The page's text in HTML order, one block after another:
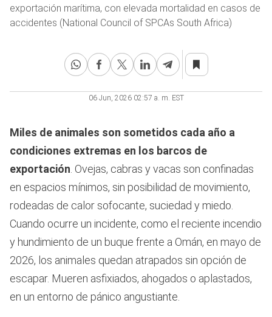
exportación marítima, con elevada mortalidad en casos de
accidentes (National Council of SPCAs South Africa)
06 Jun, 2026 02:57 a. m. EST
Miles de animales son sometidos cada año a
condiciones extremas en los barcos de
exportación . Ovejas, cabras y vacas son confinadas
en espacios mínimos, sin posibilidad de movimiento,
rodeadas de calor sofocante, suciedad y miedo.
Cuando ocurre un incidente, como el reciente incendio
y hundimiento de un buque frente a Omán, en mayo de
2026, los animales quedan atrapados sin opción de
escapar. Mueren asfixiados, ahogados o aplastados,
en un entorno de pánico angustiante.